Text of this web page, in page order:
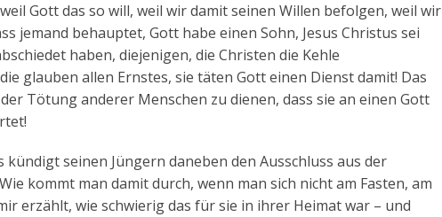
Gott das so will, weil wir damit seinen Willen befolgen, weil wir
jemand behauptet, Gott habe einen Sohn, Jesus Christus sei
haben, diejenigen, die Christen die Kehle
glauben allen Ernstes, sie täten Gott einen Dienst damit! Das
Tötung anderer Menschen zu dienen, dass sie an einen Gott
seinen Jüngern daneben den Ausschluss aus der
kommt man damit durch, wenn man sich nicht am Fasten, am
erzählt, wie schwierig das für sie in ihrer Heimat war – und